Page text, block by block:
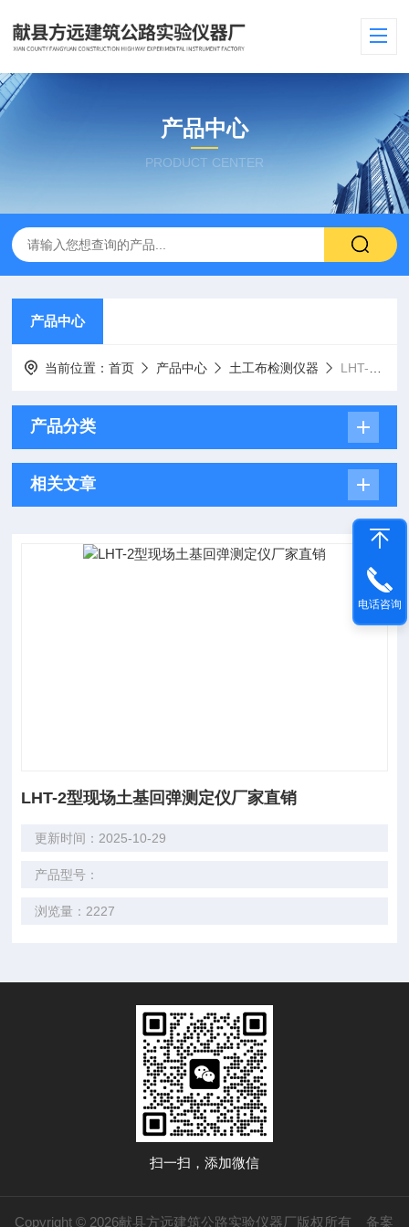
产品中心
PRODUCT CENTER
产品中心
当前位置：首页 产品中心 土工布检测仪器 LHT-2型现场土基回弹测定仪
产品分类
相关文章
LHT-2型现场土基回弹测定仪厂家直销
更新时间：2025-10-29
产品型号：
浏览量：2227
扫一扫，添加微信
Copyright © 2026献县方远建筑公路实验仪器厂版权所有 备案
电话咨询